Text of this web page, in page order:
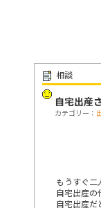
相談
自宅出産
カテゴリー：
もうすぐ
自宅出産の
自宅出産だ